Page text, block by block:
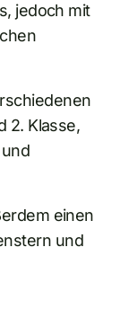
jedoch mit
2. Klasse,
einen
und